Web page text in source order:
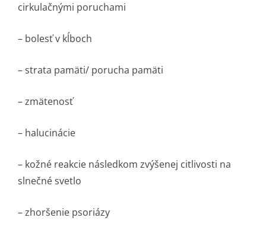
cirkulačnými poruchami
– bolesť v kĺboch
– strata pamäti/ porucha pamäti
– zmätenosť
– halucinácie
– kožné reakcie následkom zvýšenej citlivosti na
slnečné svetlo
– zhoršenie psoriázy